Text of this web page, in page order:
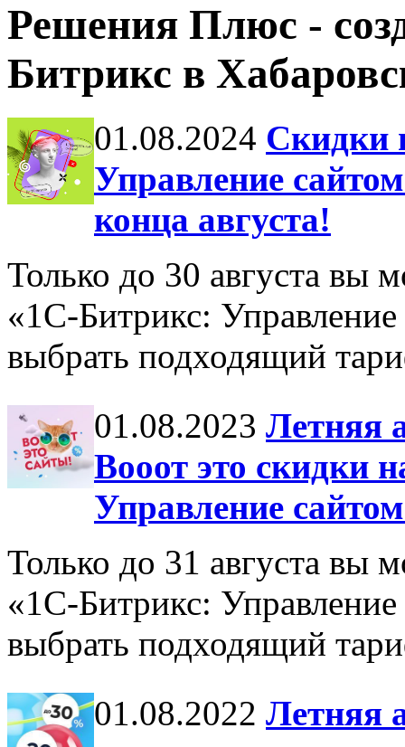
Решения Плюс -
Битрикс в
01.08.2024 Скидки
Управление
конца августа!
Только до 30 августа вы
«1С-Битрикс:
выбрать подходящий
01.08.2023 Летняя
Вооот это скидки
Управление
Только до 31 августа вы
«1С-Битрикс:
выбрать подходящий
01.08.2022 Летняя